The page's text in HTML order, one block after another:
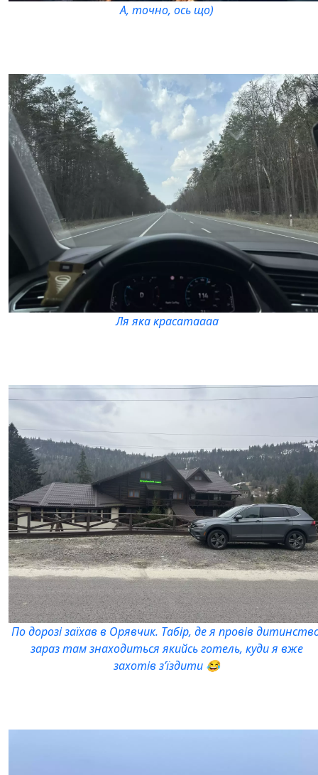
А, точно, ось що)
Ля яка красатаааа
По дорозі заїхав в Орявчик. Табір, де я провів
зараз там знаходиться якийсь готель, куди я вже
захотів зʼїздити 😂